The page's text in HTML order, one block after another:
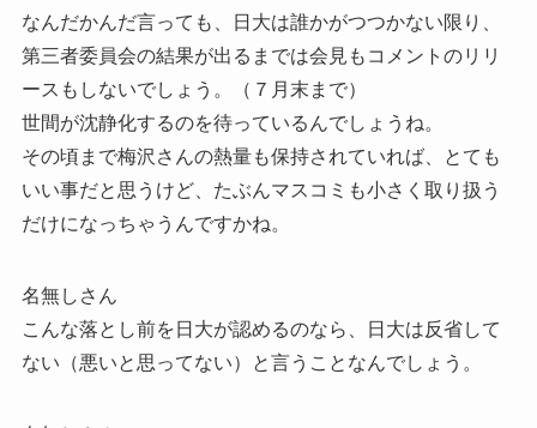
なんだかんだ言っても、日大は誰かがつつかない限り、
第三者委員会の結果が出るまでは会見もコメントのリリ
ースもしないでしょう。（７月末まで）
世間が沈静化するのを待っているんでしょうね。
その頃まで梅沢さんの熱量も保持されていれば、とても
いい事だと思うけど、たぶんマスコミも小さく取り扱う
だけになっちゃうんですかね。
名無しさん
こんな落とし前を日大が認めるのなら、日大は反省して
ない（悪いと思ってない）と言うことなんでしょう。